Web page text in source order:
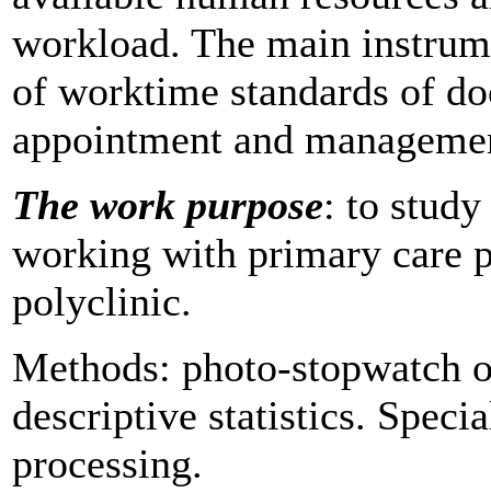
workload. The main
of worktime standards of
appointment and
The work purpose: to
working with primary care
polyclinic.
Methods: photo-stopwatch
descriptive statistics.
processing.